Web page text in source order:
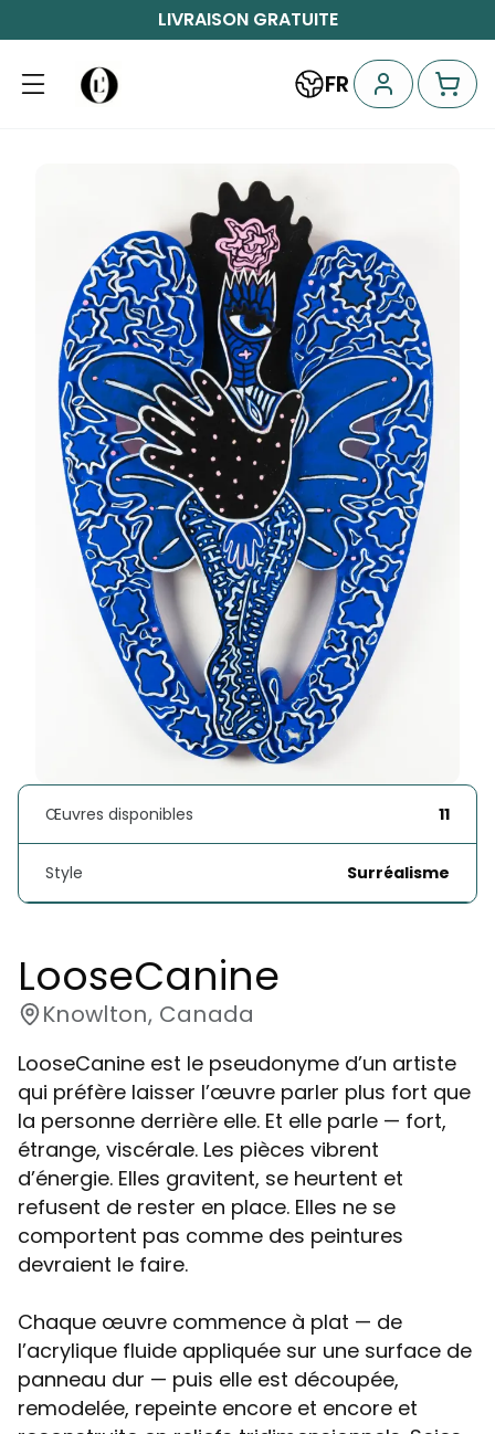
LIVRAISON GRATUITE
FR
Œuvres disponibles 11
Style Surréalisme
LooseCanine
Knowlton, Canada
LooseCanine est le pseudonyme d’un artiste
qui préfère laisser l’œuvre parler plus fort que
la personne derrière elle. Et elle parle — fort,
étrange, viscérale. Les pièces vibrent
d’énergie. Elles gravitent, se heurtent et
refusent de rester en place. Elles ne se
comportent pas comme des peintures
devraient le faire.
Chaque œuvre commence à plat — de
l’acrylique fluide appliquée sur une surface de
panneau dur — puis elle est découpée,
remodelée, repeinte encore et encore et